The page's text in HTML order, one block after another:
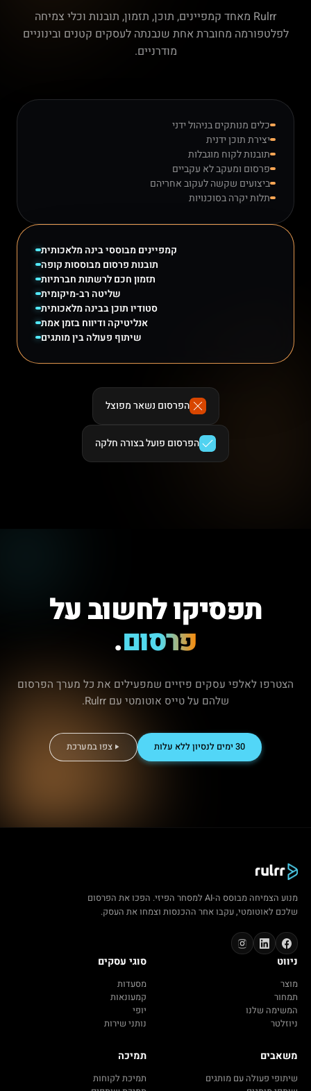
Rulrr מאחד קמפיינים, תוכן, תזמון, תובנות וכלי צמיחה
לפלטפורמה מחוברת אחת שנבנתה לעסקים קטנים ובינוניים
מודרניים.
כלים מנותקים בניהול ידני
יצירת תוכן ידנית
תובנות לקוח מוגבלות
פרסום ומעקב לא עקביים
ביצועים שקשה לעקוב אחריהם
תלות יקרה בסוכנויות
קמפיינים מבוססי בינה מלאכותית
תובנות פרסום מבוססות קופה
תזמון חכם לרשתות חברתיות
שליטה רב-מיקומית
סטודיו תוכן בבינה מלאכותית
אנליטיקה ודיווח בזמן אמת
שיתוף פעולה בין מותגים
הפרסום נשאר מפוצל
הפרסום פועל בצורה חלקה